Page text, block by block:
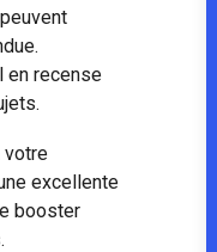
en recense
votre
excellente
booster